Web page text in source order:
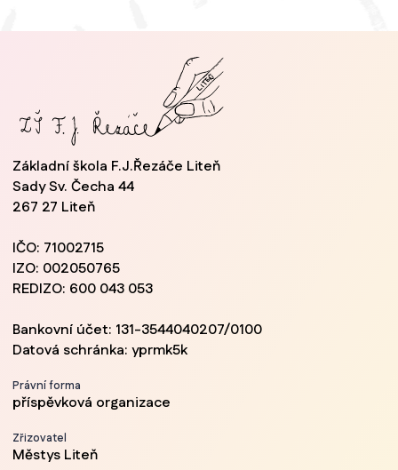
Základní škola F.J.Řezáče Liteň
Sady Sv. Čecha 44
267 27 Liteň
IČO: 71002715
IZO: 002050765
REDIZO: 600 043 053
Bankovní účet: 131-3544040207/0100
Datová schránka: yprmk5k
Právní forma
příspěvková organizace
Zřizovatel
Městys Liteň